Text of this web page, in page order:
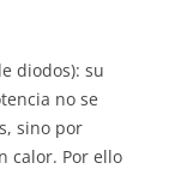
diodos): su
no se
sino por
calor. Por ello